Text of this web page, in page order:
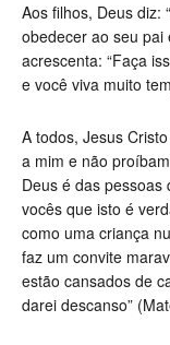
Aos filhos, Deus diz:
obedecer ao seu pai
acrescenta: “Faça
e você viva muito
A todos, Jesus
a mim e não
Deus é das
vocês que isto é
como uma criança
faz um convite
estão cansados de
darei descanso”